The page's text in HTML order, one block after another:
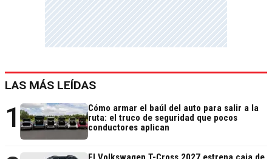
LAS MÁS LEÍDAS
1
Cómo armar el baúl del auto para salir a la
ruta: el truco de seguridad que pocos
conductores aplican